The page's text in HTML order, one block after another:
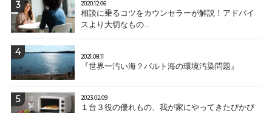
2020.12.06
相談に乗るコツをカウンセラーが解説！アドバイ
スより大切なもの...
2021.08.11
『世界一汚い海？バルト海の環境汚染問題』
2023.02.09
１台３役の優れもの、我が家にやってきたぴかぴ